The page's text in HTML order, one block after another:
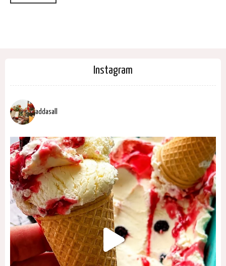
Instagram
addasall